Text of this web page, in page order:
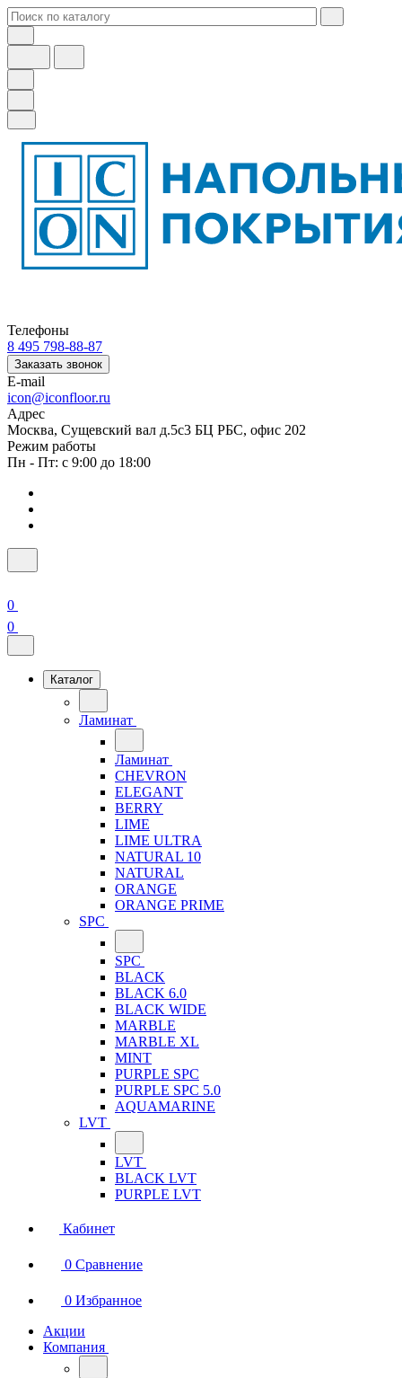
Телефоны
8 495 798-88-87
Заказать звонок
E-mail
icon@iconfloor.ru
Адрес
Москва, Сущевский вал д.5с3 БЦ РБС, офис 202
Режим работы
Пн - Пт: с 9:00 до 18:00
0
0
Каталог
Ламинат
Ламинат
CHEVRON
ELEGANT
BERRY
LIME
LIME ULTRA
NATURAL 10
NATURAL
ORANGE
ORANGE PRIME
SPC
SPC
BLACK
BLACK 6.0
BLACK WIDE
MARBLE
MARBLE XL
MINT
PURPLE SPC
PURPLE SPC 5.0
AQUAMARINE
LVT
LVT
BLACK LVT
PURPLE LVT
Кабинет
0 Сравнение
0 Избранное
Акции
Компания